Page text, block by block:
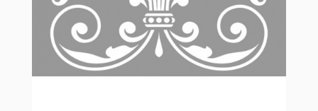
SAÇ AKSESUARLARI
GELİN / DÜĞÜN AKSESUARLARI
PARTİ SÜSLERİ
YILBAŞI ÜRÜNLERİ